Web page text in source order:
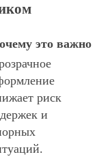
это важно
риск
и